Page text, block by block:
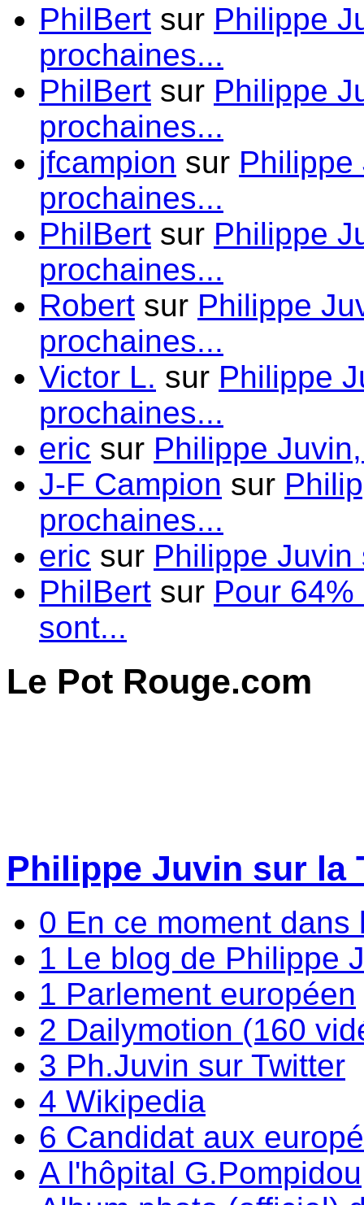
PhilBert sur Philippe
prochaines...
PhilBert sur Philippe
prochaines...
jfcampion sur
prochaines...
PhilBert sur Philippe
prochaines...
Robert sur Philippe
prochaines...
Victor L. sur Philippe
prochaines...
eric sur Philippe
J-F Campion sur
prochaines...
eric sur Philippe
PhilBert sur Pour
sont...
Le Pot Rouge.com
Philippe Juvin sur la
0 En ce moment dans
1 Le blog de Philippe
1 Parlement européen
2 Dailymotion (160
3 Ph.Juvin sur Twitter
4 Wikipedia
6 Candidat aux
A l'hôpital G.Pompidou